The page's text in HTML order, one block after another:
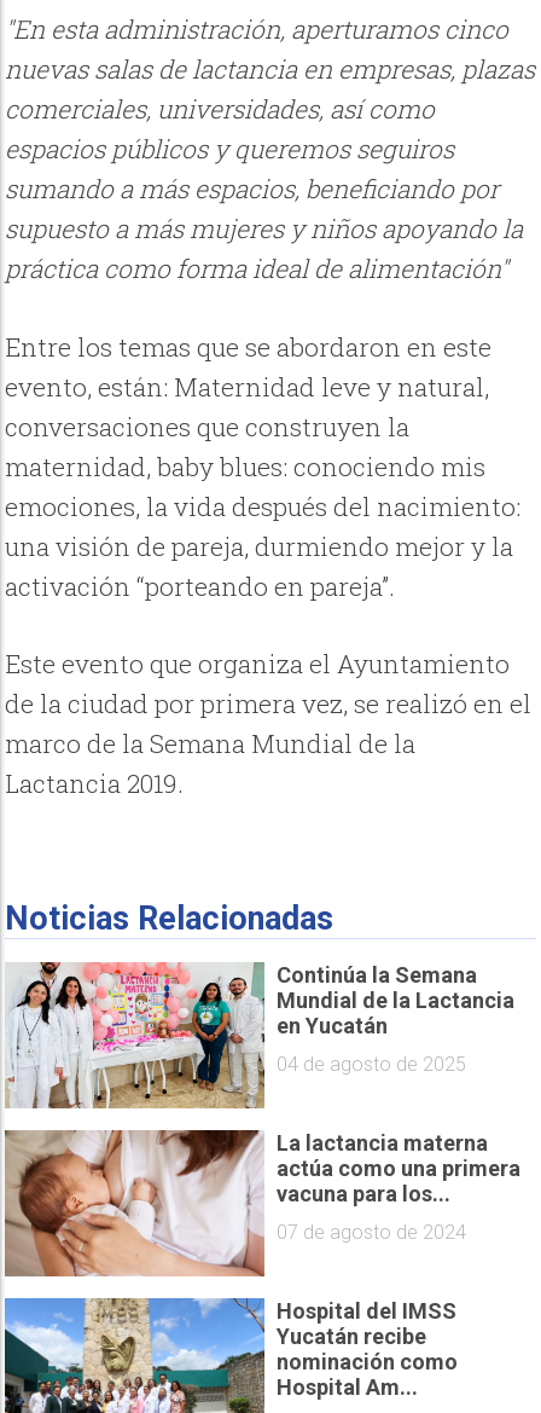
"En esta administración, aperturamos cinco
nuevas salas de lactancia en empresas, plazas
comerciales, universidades, así como
espacios públicos y queremos seguiros
sumando a más espacios, beneficiando por
supuesto a más mujeres y niños apoyando la
práctica como forma ideal de alimentación"
Entre los temas que se abordaron en este
evento, están: Maternidad leve y natural,
conversaciones que construyen la
maternidad, baby blues: conociendo mis
emociones, la vida después del nacimiento:
una visión de pareja, durmiendo mejor y la
activación “porteando en pareja”.
Este evento que organiza el Ayuntamiento
de la ciudad por primera vez, se realizó en el
marco de la Semana Mundial de la
Lactancia 2019.
Noticias Relacionadas
Continúa la Semana
Mundial de la Lactancia
en Yucatán
04 de agosto de 2025
La lactancia materna
actúa como una primera
vacuna para los...
07 de agosto de 2024
Hospital del IMSS
Yucatán recibe
nominación como
Hospital Am...